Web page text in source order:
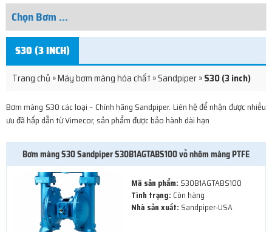
S30 (3 INCH)
Trang chủ »Máy bơm màng hóa chất »Sandpiper»S30 (3 inch)
Bơm màng S30 các loại – Chính hãng Sandpiper. Liên hệ để nhận được nhiều
ưu đã hấp dẫn từ Vimecor, sản phẩm được bảo hành dài hạn
Bơm màng S30 Sandpiper S30B1AGTABS100 vỏ nhôm màng PTFE
Mã sản phẩm: S30B1AGTABS100
Tình trạng: Còn hàng
Nhà sản xuất: Sandpiper-USA